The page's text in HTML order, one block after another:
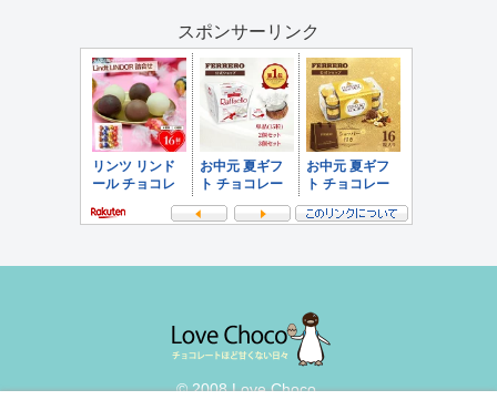
スポンサーリンク
© 2008 Love Choco.